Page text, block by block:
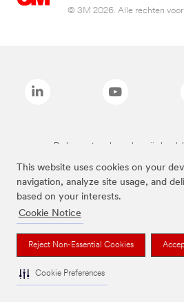
This website uses cookies on your
navigation, analyze site usage, and
based on your interests.
Cookie Notice
Reject Non-Essential Cookies
Cookie Preferences
© 3M 2026. Alle rechten
De bovenstaande merken zijn